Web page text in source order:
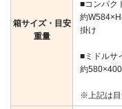
箱サイズ・目安
重量
■コンパク
約
掛け
■ミドルサ
約
※上記は目